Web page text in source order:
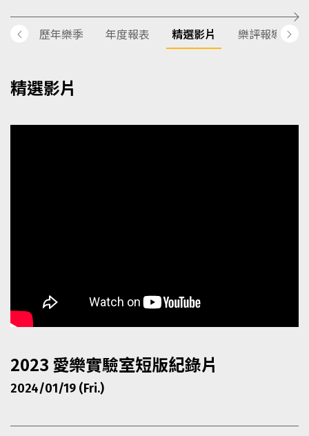
歷年樂季 年度報表 精選影片 樂評報導
精選影片
2023 愛樂實驗室短版紀錄片
2024/01/19 (Fri.)